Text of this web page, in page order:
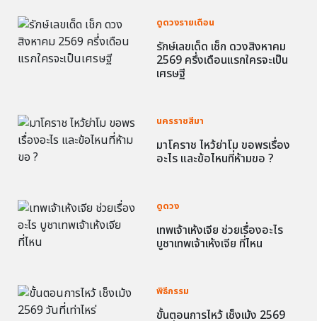
ดูดวงรายเดือน
รักษ์เลขเด็ด เช็ก ดวงสิงหาคม
2569 ครึ่งเดือนแรกใครจะเป็น
เศรษฐี
นครราชสีมา
มาโคราช ไหว้ย่าโม ขอพรเรื่อง
อะไร และข้อไหนที่ห้ามขอ ?
ดูดวง
เทพเจ้าเห้งเจีย ช่วยเรื่องอะไร
บูชาเทพเจ้าเห้งเจีย ที่ไหน
พิธีกรรม
ขั้นตอนการไหว้ เช็งเม้ง 2569